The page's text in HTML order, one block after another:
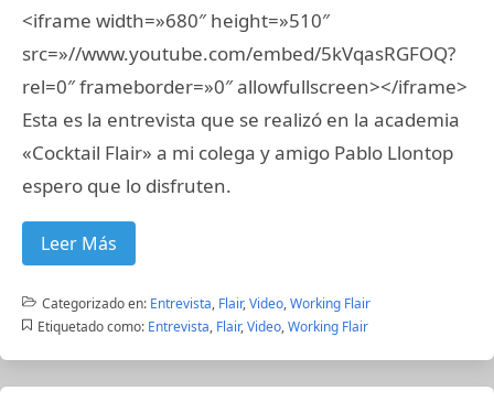
<iframe width=»680″ height=»510″
src=»//www.youtube.com/embed/5kVqasRGFOQ?
rel=0″ frameborder=»0″ allowfullscreen></iframe>
Esta es la entrevista que se realizó en la academia
«Cocktail Flair» a mi colega y amigo Pablo Llontop
espero que lo disfruten.
Leer Más
Categorizado en: Entrevista, Flair,Video,Working Flair
Etiquetado como: Entrevista, Flair,Video,Working Flair